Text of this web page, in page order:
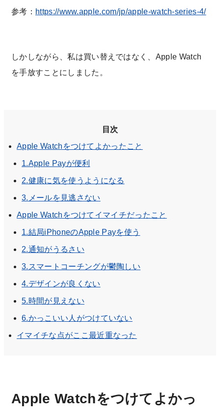
参考： https://www.apple.com/jp/apple-watch-series-4/
しかしながら、私は買い替えではなく、Apple Watch
を手放すことにしました。
目次
Apple Watchをつけてよかったこと
1.Apple Payが便利
2.健康に気を使うようになる
3.メールを見逃さない
Apple Watchをつけてイマイチだったこと
1.結局iPhoneのApple Payを使う
2.通知がうるさい
3.スマートコーチングが鬱陶しい
4.デザインが良くない
5.時間が見えない
6.かっこいい人がつけていない
イマイチな点がここ最近重なった
Apple Watchをつけてよかっ